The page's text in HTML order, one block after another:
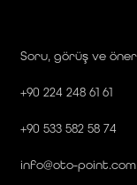
Soru, görüş ve
+90 224 248 61 61
+90 533 582 58 74
info@oto-point.com